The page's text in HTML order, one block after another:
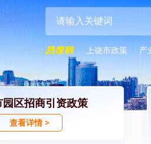
上饶市政策 产
区招商引资政策
查看详情 >